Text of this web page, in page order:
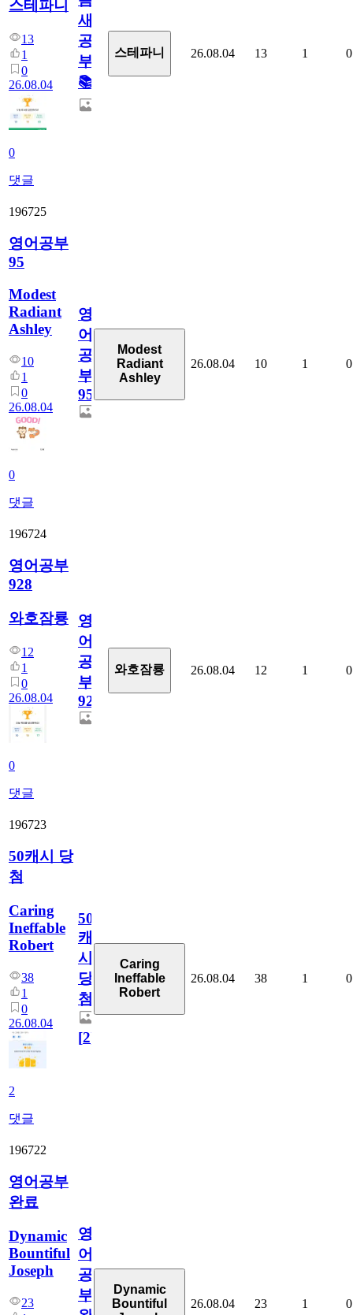
스테파니
13
1
0
26.08.04
0
댓글
새
공
부!
📚
스테파니 26.08.04 13 1 0
196725
영어공부
95
Modest
Radiant
Ashley
10
1
0
26.08.04
0
댓글
영
어
공
부
95
Modest
Radiant
Ashley
26.08.04 10 1 0
196724
영어공부
928
와호잠룡
12
1
0
26.08.04
0
댓글
영
어
공
부
928
와호잠룡 26.08.04 12 1 0
196723
50캐시 당
첨
Caring
Ineffable
Robert
38
1
0
26.08.04
2
댓글
50
캐
시
당
첨
[2]
Caring
Ineffable
Robert
26.08.04 38 1 0
196722
영어공부
완료
Dynamic
Bountiful
Joseph
23
영
어
공
부
Dynamic
Bountiful
26.08.04 23 1 0